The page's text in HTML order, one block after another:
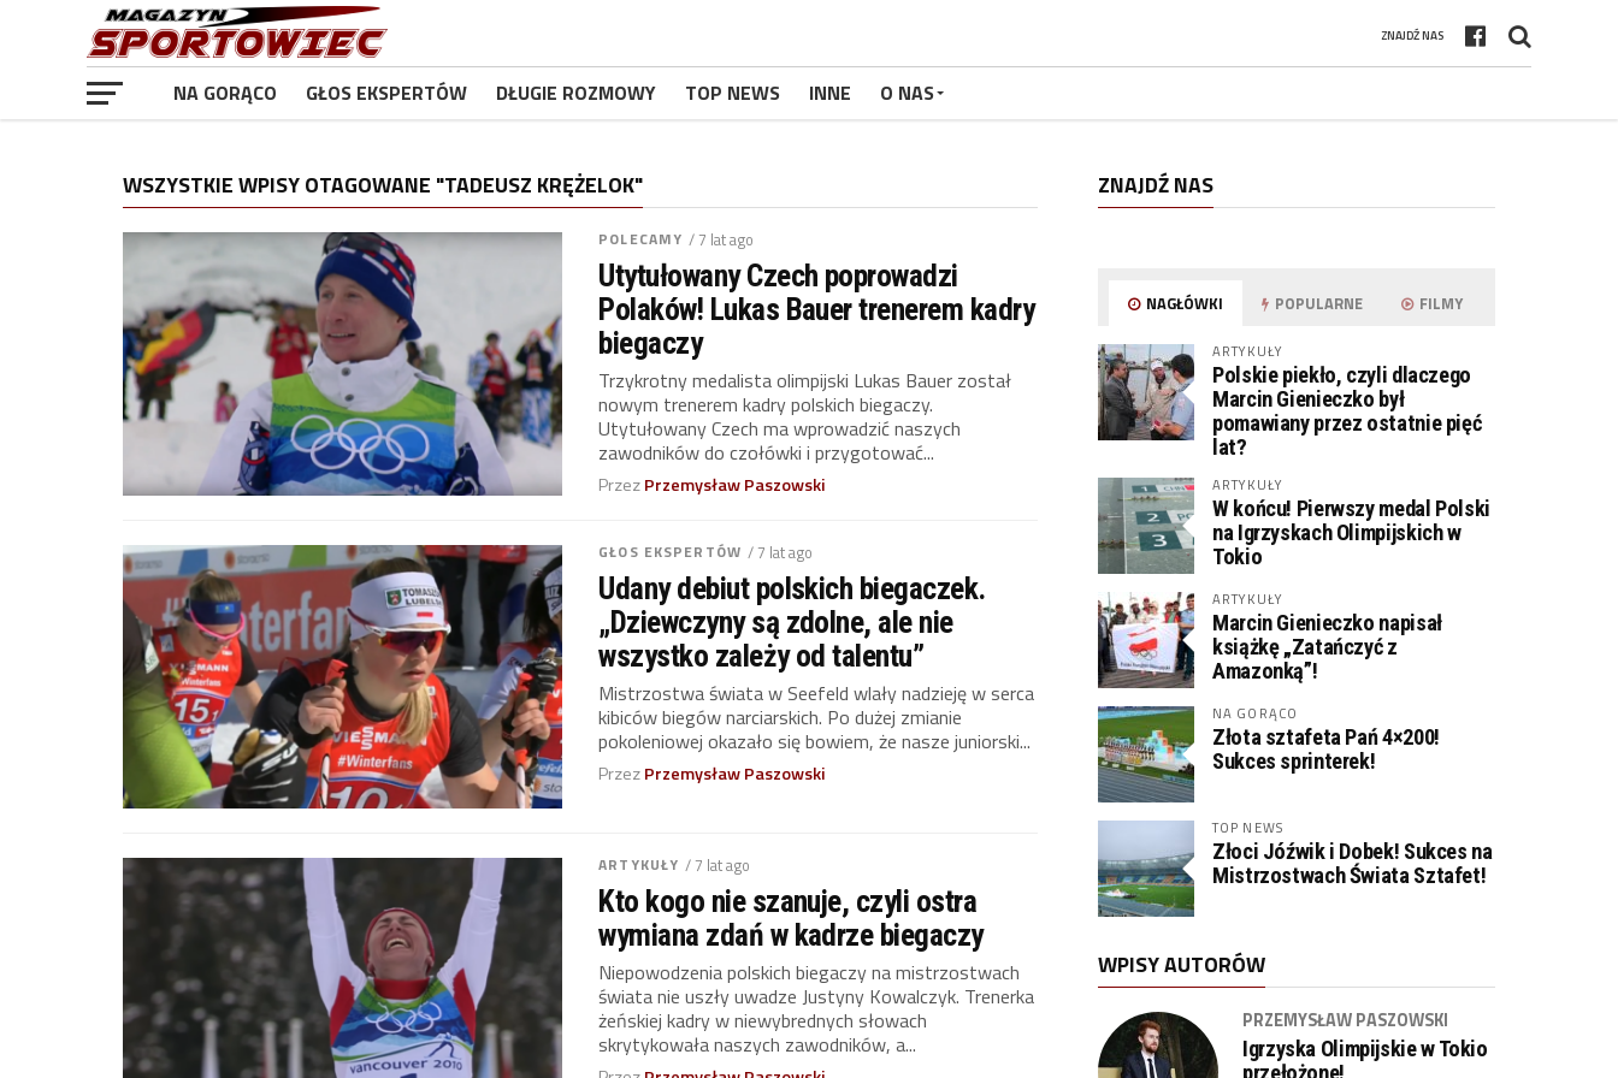
ZNAJDŹ NAS
NA GORĄCO GŁOS EKSPERTÓW DŁUGIE ROZMOWY TOP NEWS INNE O NAS
WSZYSTKIE WPISY OTAGOWANE "TADEUSZ KRĘŻELOK"
POLECAMY / 7 lat ago
Utytułowany Czech poprowadzi
Polaków! Lukas Bauer trenerem kadry
biegaczy
Trzykrotny medalista olimpijski Lukas Bauer został
nowym trenerem kadry polskich biegaczy.
Utytułowany Czech ma wprowadzić naszych
zawodników do czołówki i przygotować...
PrzezPrzemysław Paszowski
GŁOS EKSPERTÓW / 7 lat ago
Udany debiut polskich biegaczek.
„Dziewczyny są zdolne, ale nie
wszystko zależy od talentu”
Mistrzostwa świata w Seefeld wlały nadzieję w serca
kibiców biegów narciarskich. Po dużej zmianie
pokoleniowej okazało się bowiem, że nasze juniorski...
PrzezPrzemysław Paszowski
ARTYKUŁY / 7 lat ago
Kto kogo nie szanuje, czyli ostra
wymiana zdań w kadrze biegaczy
Niepowodzenia polskich biegaczy na mistrzostwach
świata nie uszły uwadze Justyny Kowalczyk. Trenerka
żeńskiej kadry w niewybrednych słowach
skrytykowała naszych zawodników, a...
ZNAJDŹ NAS
NAGŁÓWKI POPULARNE FILMY
ARTYKUŁY
Polskie piekło, czyli dlaczego
Marcin Gienieczko był
pomawiany przez ostatnie pięć
lat?
ARTYKUŁY
W końcu! Pierwszy medal Polski
na Igrzyskach Olimpijskich w
Tokio
ARTYKUŁY
Marcin Gienieczko napisał
książkę „Zatańczyć z
Amazonką”!
NA GORĄCO
Złota sztafeta Pań 4×200!
Sukces sprinterek!
TOP NEWS
Złoci Jóźwik i Dobek! Sukces na
Mistrzostwach Świata Sztafet!
WPISY AUTORÓW
PRZEMYSŁAW PASZOWSKI
Igrzyska Olimpijskie w Tokio
przełożone!